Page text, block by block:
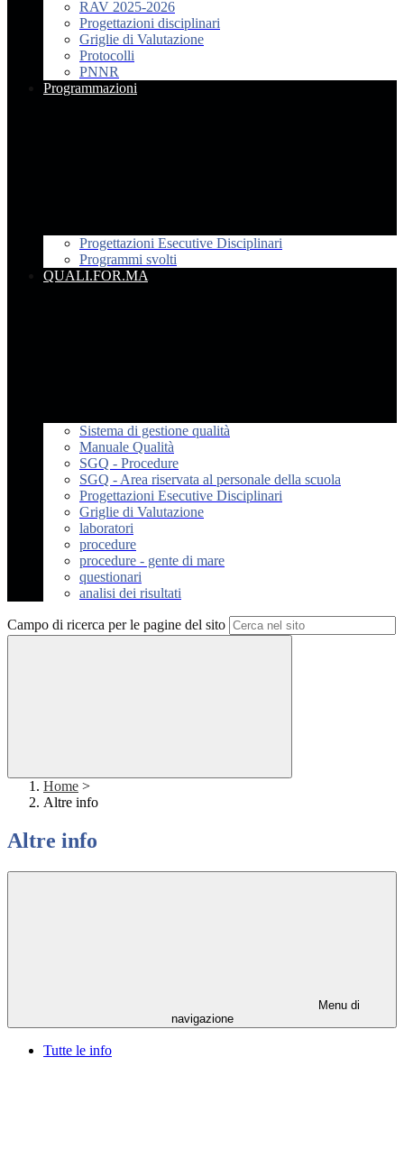
RAV 2025-2026
Progettazioni disciplinari
Griglie di Valutazione
Protocolli
PNNR
Programmazioni
Progettazioni Esecutive Disciplinari
Programmi svolti
QUALI.FOR.MA
Sistema di gestione qualità
Manuale Qualità
SGQ - Procedure
SGQ - Area riservata al personale della scuola
Progettazioni Esecutive Disciplinari
Griglie di Valutazione
laboratori
procedure
procedure - gente di mare
questionari
analisi dei risultati
Campo di ricerca per le pagine del sito
Home >
Altre info
Altre info
Menu di
navigazione
Tutte le info